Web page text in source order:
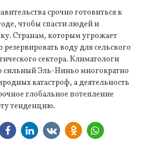
срочно готовиться к
чтобы спасти людей и
Странам, которым угрожает
воду для сельского
сектора. Климатологи
сильный Эль-Ниньо многократно
катастроф, а деятельность
глобальное потепление
тенденцию.